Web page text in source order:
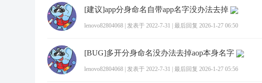
[建议]app分身命名自带app名字没办法去掉
lenovo82804068 发表于 2022-7-31 最后回复 2026-1-27 06:50
[BUG]多开分身命名没办法去掉aop本身名字
lenovo82804068 发表于 2022-7-31 最后回复 2026-1-27 05:56